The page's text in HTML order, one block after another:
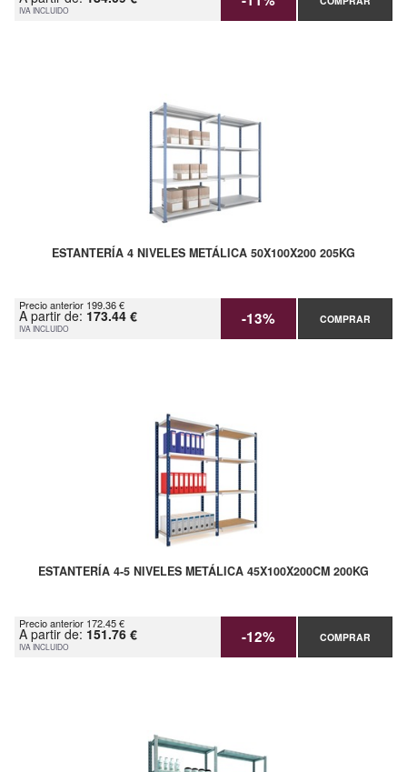
IVA INCLUIDO
ESTANTERÍA 4 NIVELES METÁLICA 50X100X200 205KG
Precio anterior 199.36 €
A partir de: 173.44 €
IVA INCLUIDO -13% COMPRAR
ESTANTERÍA 4-5 NIVELES METÁLICA 45X100X200CM 200KG
Precio anterior 172.45 €
A partir de: 151.76 €
IVA INCLUIDO -12% COMPRAR